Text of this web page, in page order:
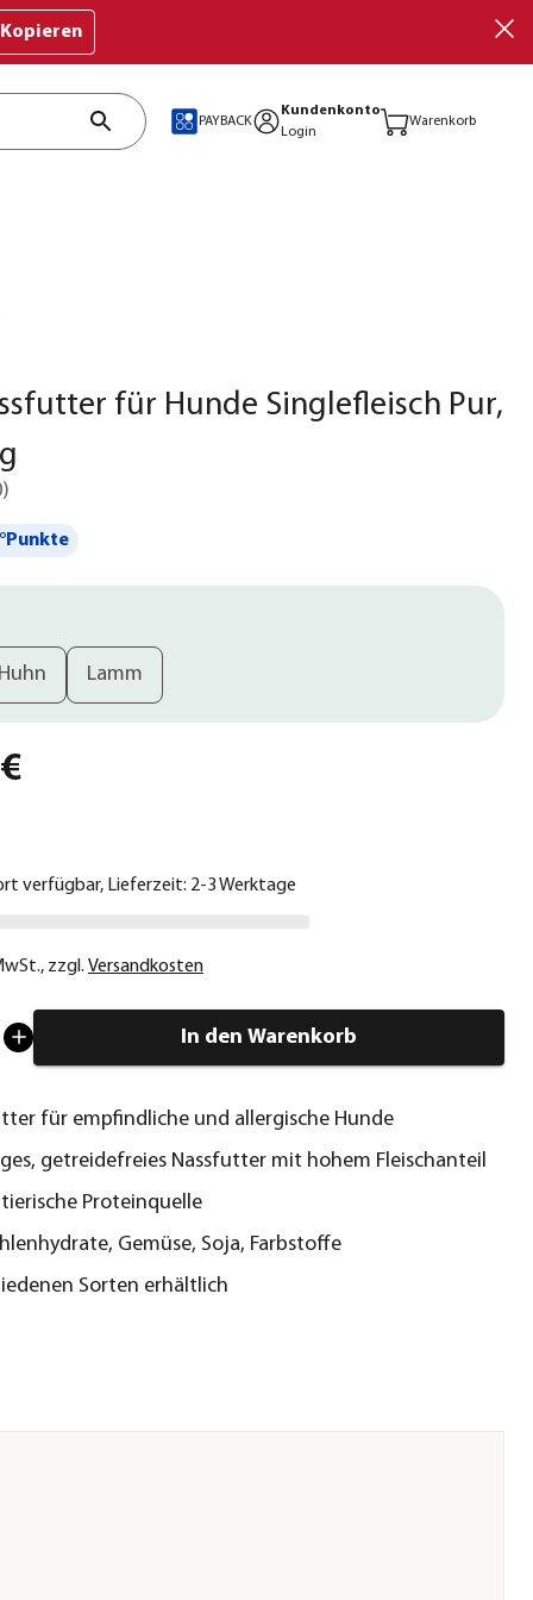
Kopieren
PAYBACK
Kundenkonto
Login
Warenkorb
für Hunde Singlefleisch Pur,
)
Huhn Lamm
verfügbar, Lieferzeit: 2-3 Werktage
, zzgl. Versandkosten
In den Warenkorb
für empfindliche und allergische Hunde
getreidefreies Nassfutter mit hohem Fleischanteil
Proteinquelle
Gemüse, Soja, Farbstoffe
Sorten erhältlich